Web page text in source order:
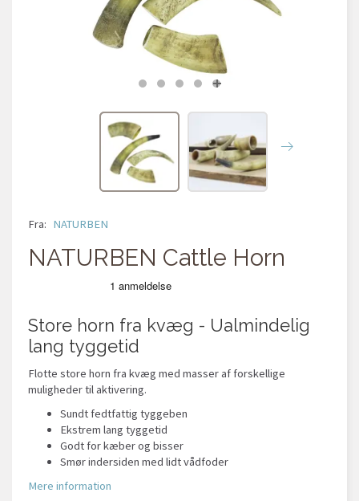
Fra: NATURBEN
NATURBEN Cattle Horn
Store horn fra kvæg - Ualmindelig
lang tyggetid
Flotte store horn fra kvæg med masser af forskellige
muligheder til aktivering.
Sundt fedtfattig tyggeben
Ekstrem lang tyggetid
Godt for kæber og bisser
Smør indersiden med lidt vådfoder
Mere information